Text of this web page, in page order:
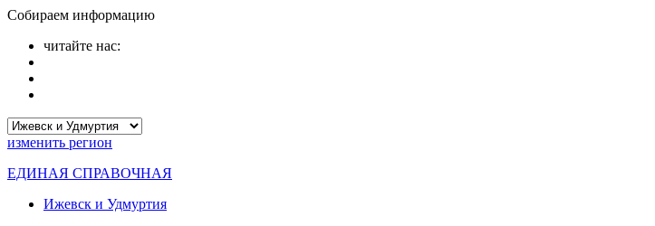
Собираем информацию
читайте нас:
изменить регион
ЕДИНАЯ СПРАВОЧНАЯ
Ижевск и Удмуртия